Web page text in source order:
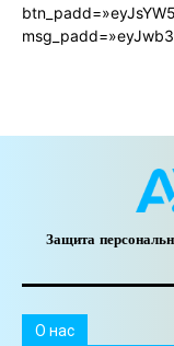
Защита
O нас